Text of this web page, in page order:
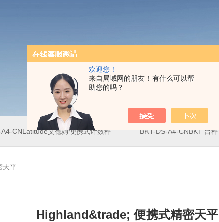
欢迎您！
来自局域网的朋友！有什么可以帮
助您的吗？
CNLatitude艾德姆便携式计数秤 BKT-DS-A4-CNBKT 台秤、落地秤
天平
Highland&trade; 便携式精密天平